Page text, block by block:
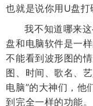
也就是说你用U盘
我不知道哪来
盘和电脑软件是一
不能看到波形图的
图、时间、歌名、
电脑”的大神们，他
到完全一样的功能。